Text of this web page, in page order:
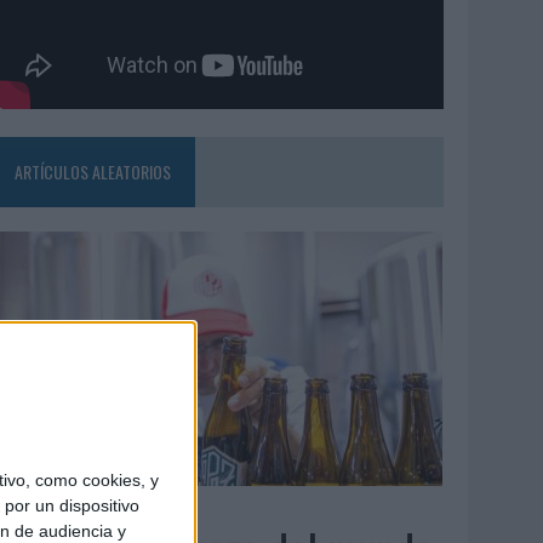
como cookies, y
un dispositivo
de audiencia y
ARTÍCULOS ALEATORIOS
08/2026